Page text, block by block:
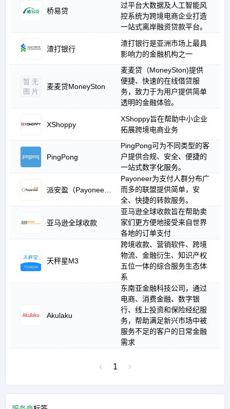
桥易贷
过平台大数据及人工智能风
控系统为跨境电商企业打造
一站式离岸融资贷款平台。
渣打银行
渣打银行是亚洲市场上最具
影响力的金融机构之一
暂无
图片
麦麦贷MoneySton
麦麦贷（MoneySton)提供
便捷、快速的在线借贷服
务，致力于为用户提供简单
透明的金融体验。
XShoppy
XShoppy旨在帮助中小企业
拓展跨境电商业务
PingPong
PingPong可为不同类型的客
户提供合规、安全、便捷的
一站式数字化服务。
Payoneer为支付人群分布广
而多的联盟提供简单，安
全、快捷的转款服务。
亚马逊全球收款
亚马逊全球收款旨在帮助卖
家们更方便地接受来自世界
各地的订单支付
天秤星M3
跨境收款、营销软件、跨境
物流、金融衍生、知识产权
五位一体的综合服务生态体
系
Akulaku
东南亚金融科技公司，通过
电商、消费金融、数字银
行、线上投资和保险经纪服
务，帮助满足新兴市场中被
服务不足的客户的日常金融
需求
1